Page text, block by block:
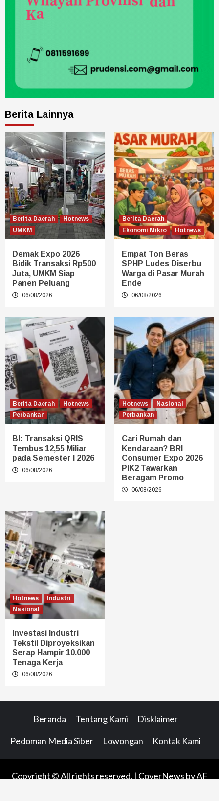
Berita Lainnya
Berita Daerah
Hotnews
UMKM
Demak Expo 2026
Bidik Transaksi Rp500
Juta, UMKM Siap
Panen Peluang
06/08/2026
Berita Daerah
Ekonomi Mikro
Hotnews
Empat Ton Beras
SPHP Ludes Diserbu
Warga di Pasar Murah
Ende
06/08/2026
Berita Daerah
Hotnews
Perbankan
BI: Transaksi QRIS
Tembus 12,55 Miliar
pada Semester I 2026
06/08/2026
Hotnews
Nasional
Perbankan
Cari Rumah dan
Kendaraan? BRI
Consumer Expo 2026
PIK2 Tawarkan
Beragam Promo
06/08/2026
Hotnews
Industri
Nasional
Investasi Industri
Tekstil Diproyeksikan
Serap Hampir 10.000
Tenaga Kerja
06/08/2026
Beranda Tentang Kami Disklaimer
Pedoman Media Siber Lowongan Kontak Kami
Copyright © All rights reserved. | CoverNews by AF